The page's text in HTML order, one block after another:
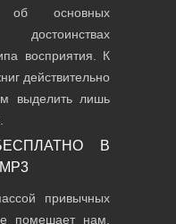
об основных
восприятия. К
действительно
выделить лишь
В
привычных
помешает нам,